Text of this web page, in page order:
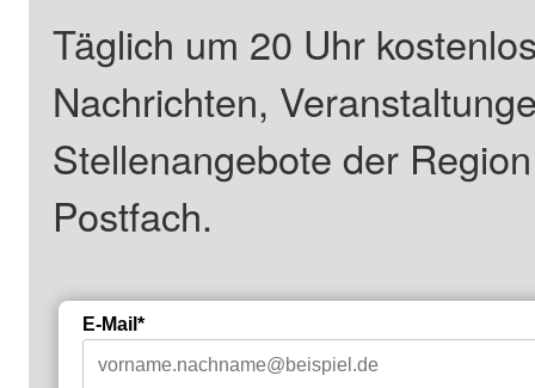
Täglich um 20 Uhr
Nachrichten,
Stellenangebote der
Postfach.
E-Mail*